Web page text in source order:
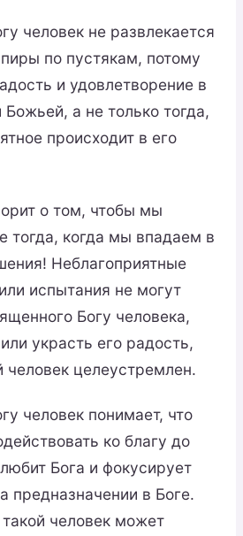
человек не развлекается
по пустякам, потому
и удовлетворение в
Божьей, а не только тогда,
происходит в его
о том, чтобы мы
тогда, когда мы впадаем в
Неблагоприятные
испытания не могут
Богу человека,
украсть его радость,
человек целеустремлен.
человек понимает, что
ко благу до
Бога и фокусирует
предназначении в Боге.
человек может